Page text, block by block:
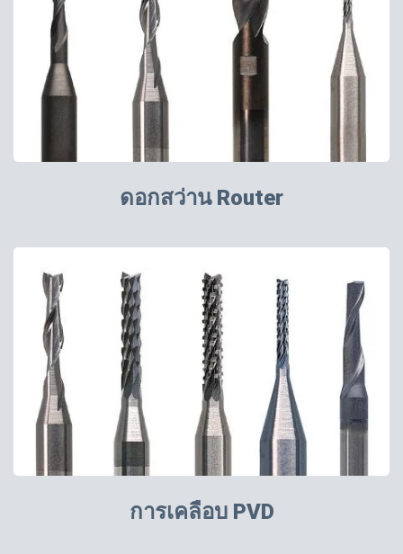
ดอกสว่าน Router
การเคลือบ PVD